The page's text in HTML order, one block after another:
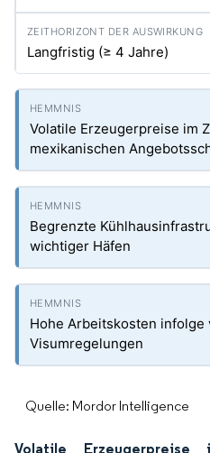
Langfristig (≥ 4 Jahre)
Volatile Erzeugerpreise im
mexikanischen
Begrenzte
wichtiger Häfen
Hohe Arbeitskosten
Visumregelungen
Quelle: Mordor Intelligence
Volatile Erzeugerpreise